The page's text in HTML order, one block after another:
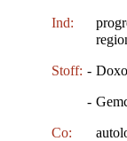
Ind:
Stoff: -
-
Co: